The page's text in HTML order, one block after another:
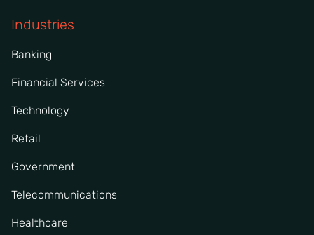
Industries
Banking
Financial Services
Technology
Retail
Government
Telecommunications
Healthcare